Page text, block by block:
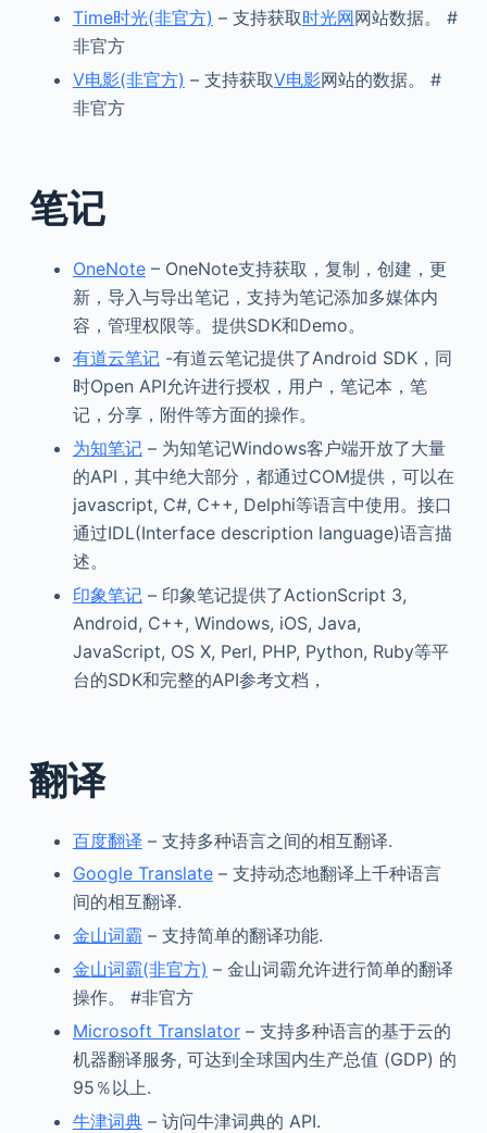
Time时光(非官方) – 支持获取时光网网站数据。 #
非官方
V电影(非官方) – 支持获取V电影网站的数据。 #
非官方
笔记
OneNote– OneNote支持获取，复制，创建，更
新，导入与导出笔记，支持为笔记添加多媒体内
容，管理权限等。提供SDK和Demo。
有道云笔记-有道云笔记提供了Android SDK，同
时Open API允许进行授权，用户，笔记本，笔
记，分享，附件等方面的操作。
为知笔记– 为知笔记Windows客户端开放了大量
的API，其中绝大部分，都通过COM提供，可以在
javascript, C#, C++, Delphi等语言中使用。接口
通过IDL(Interface description language)语言描
述。
印象笔记– 印象笔记提供了ActionScript 3,
Android, C++, Windows, iOS, Java,
JavaScript, OS X, Perl, PHP, Python, Ruby等平
台的SDK和完整的API参考文档，
翻译
百度翻译 – 支持多种语言之间的相互翻译.
Google Translate– 支持动态地翻译上千种语言
间的相互翻译.
金山词霸 – 支持简单的翻译功能.
金山词霸(非官方) – 金山词霸允许进行简单的翻译
操作。 #非官方
Microsoft Translator– 支持多种语言的基于云的
机器翻译服务, 可达到全球国内生产总值 (GDP) 的
95％以上.
牛津词典– 访问牛津词典的 API.